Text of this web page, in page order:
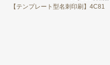
【テンプレート型名刺印刷】4C81